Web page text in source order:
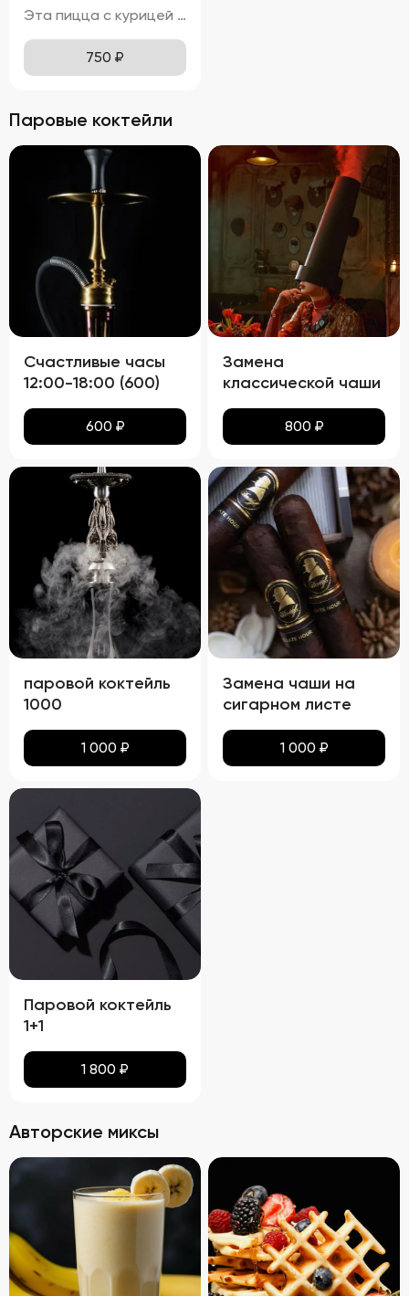
Эта пицца с курицей и красным луком обладает привлекательным внешним видом, с золотисто-коричневой корочкой теста и равномерным распределением ингредиентов. Расплавленная моцарелла покрывает поверхность пиццы, местами приобретая приятный карамельный оттенок. Ломтики красного лука и кусочки курицы красиво выделяются на фоне сыра, добавляя блюду яркие акценты. Вкус этой пиццы насыщен нотками карри и томатов, что делает её особенно ароматной и аппетитной. Нежная и сочная курица прекрасно сочетается с тягучей и слегка солоноватой моцареллой, создавая идеальное сочетание текстур. Аромат пиццы пленяет смесью специй карри, свежих томатов и горячего сыра, вызывая желание попробовать её немедленно. Тонкое тесто хрустит внизу, оставаясь мягким и воздушным внутри, обеспечивая комфортное наслаждение каждым укусом. Курица буквально тает во рту, а сыр растягивается длинными нитями, добавляя удовольствия от процесса поедания.
750 ₽
Паровые коктейли
Счастливые часы
12:00-18:00 (600)
600 ₽
Замена
классической чаши
800 ₽
паровой коктейль
1000
1 000 ₽
Замена чаши на
сигарном листе
1 000 ₽
Паровой коктейль
1+1
1 800 ₽
Авторские миксы